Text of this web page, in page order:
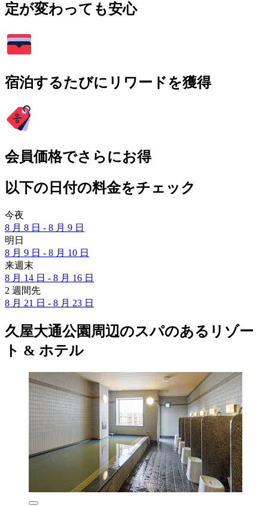
定が変わっても安心
宿泊するたびにリワードを獲得
会員価格でさらにお得
以下の日付の料金をチェック
今夜
8 月 8 日 - 8 月 9 日
明日
8 月 9 日 - 8 月 10 日
来週末
8 月 14 日 - 8 月 16 日
2 週間先
8 月 21 日 - 8 月 23 日
久屋大通公園周辺のスパのあるリゾー
ト & ホテル